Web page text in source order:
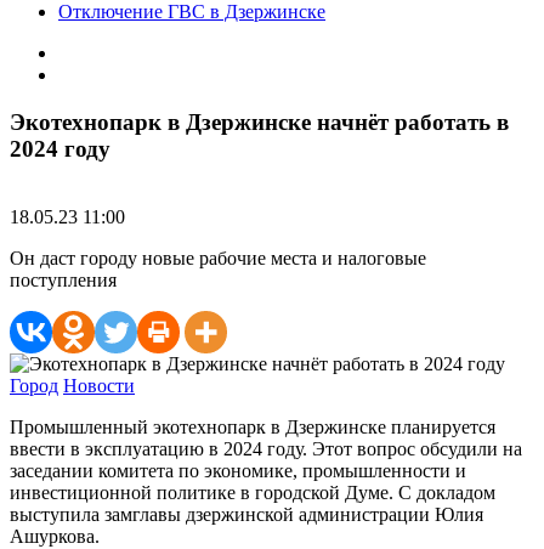
Отключение ГВС в Дзержинске
Экотехнопарк в Дзержинске начнёт работать в
2024 году
18.05.23 11:00
Он даст городу новые рабочие места и налоговые
поступления
Город Новости
Промышленный экотехнопарк в Дзержинске планируется
ввести в эксплуатацию в 2024 году. Этот вопрос обсудили на
заседании комитета по экономике, промышленности и
инвестиционной политике в городской Думе. С докладом
выступила замглавы дзержинской администрации Юлия
Ашуркова.